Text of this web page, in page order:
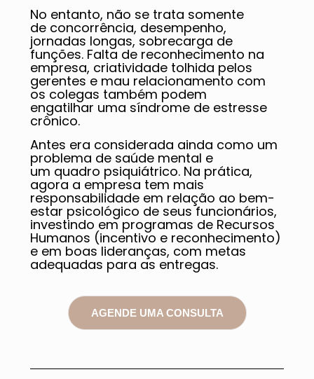
No entanto, não se trata somente
de concorrência, desempenho,
jornadas longas, sobrecarga de
funções. Falta de reconhecimento na
empresa, criatividade tolhida pelos
gerentes e mau relacionamento com
os colegas também podem
engatilhar uma síndrome de estresse
crônico.
Antes era considerada ainda como um
problema de saúde mental e
um quadro psiquiátrico. Na prática,
agora a empresa tem mais
responsabilidade em relação ao bem-
estar psicológico de seus funcionários,
investindo em programas de Recursos
Humanos (incentivo e reconhecimento)
e em boas lideranças, com metas
adequadas para as entregas.
AGENDE UMA CONSULTA